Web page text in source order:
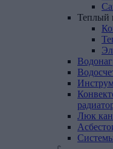
Теплый
Люк